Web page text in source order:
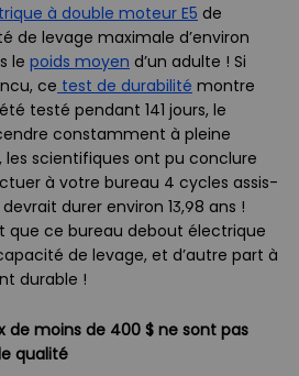
à double moteur E5 de
de levage maximale d’environ
le poids moyen d’un adulte ! Si
ce test de durabilité montre
testé pendant 141 jours, le
constamment à pleine
scientifiques ont pu conclure
à votre bureau 4 cycles assis-
durer environ 13,98 ans !
que ce bureau debout électrique
de levage, et d’autre part à
durable !
de moins de 400 $ ne sont pas
qualité